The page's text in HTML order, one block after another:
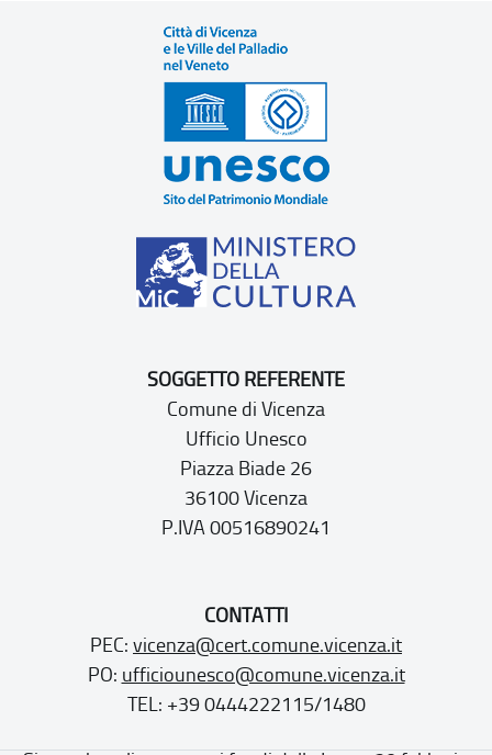
SOGGETTO REFERENTE
Comune di Vicenza
Ufficio Unesco
Piazza Biade 26
36100 Vicenza
P.IVA 00516890241
CONTATTI
PEC: vicenza@cert.comune.vicenza.it
PO: ufficiounesco@comune.vicenza.it
TEL: +39 0444222115/1480